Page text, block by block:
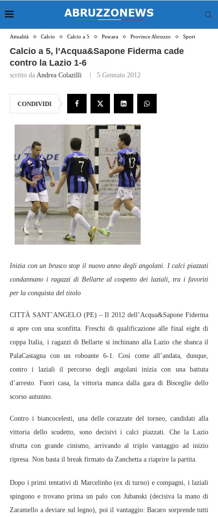
Attualità Calcio Calcio a 5 Pescara Province Abruzzo Sport
Calcio a 5, l’Acqua&Sapone Fiderma cade
contro la Lazio 1-6
scritto da Andrea Colazilli 5 Gennaio 2012
CONDIVIDI
Inizia con un brusco stop il nuovo anno degli angolani. I calci piazzati
condannano i ragazzi di Bellarte al cospetto dei laziali, tra i favoriti
per la conquista del titolo
CITTÀ SANT’ANGELO (PE) – Il 2012 dell’Acqua&Sapone Fiderma
si apre con una sconfitta. Freschi di qualificazione alle final eight di
coppa Italia, i ragazzi di Bellarte si inchinano alla Lazio che sbanca il
PalaCastagna con un roboante 6-1. Cosi come all’andata, dunque,
contro i laziali il percorso degli angolani inizia con una battuta
d’arresto. Fuori casa, la vittoria manca dalla gara di Bisceglie dello
scorso autunno.
Contro i biancocelesti, una delle corazzate del torneo, candidati alla
vittoria dello scudetto, sono decisivi i calci piazzati. Che la Lazio
sfrutta con grande cinismo, arrivando al triplo vantaggio ad inizio
ripresa. Non basta il break firmato da Zanchetta a riaprire la partita.
Dopo i primi tentativi di Marcelinho (ex di turno) e compagni, i laziali
spingono e trovano prima un palo con Jubanski (decisiva la mano di
Zaramello a deviare sul legno), poi il vantaggio: Bacaro sorprende tutti